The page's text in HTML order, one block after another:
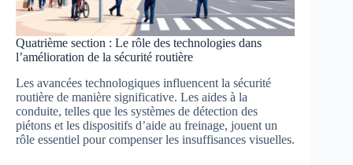
Quatrième section : Le rôle des technologies dans
l’amélioration de la sécurité routière
Les avancées technologiques influencent la sécurité
routière de manière significative. Les aides à la
conduite, telles que les systèmes de détection des
piétons et les dispositifs d’aide au freinage, jouent un
rôle essentiel pour compenser les insuffisances visuelles.